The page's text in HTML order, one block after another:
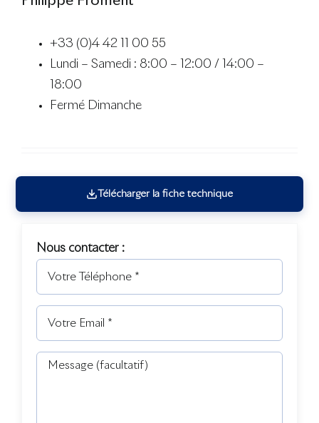
+33 (0)4 42 11 00 55
Lundi – Samedi : 8:00 – 12:00 / 14:00 –
18:00
Fermé Dimanche
Télécharger la fiche technique
Nous contacter :